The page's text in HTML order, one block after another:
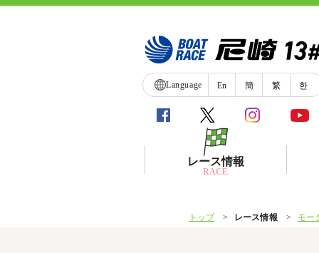
Language En 簡 繁 한
レース情報
RACE
トップ レース情報 モー